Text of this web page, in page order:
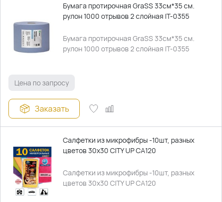
Бумага протирочная GraSS 33см*35 см.
рулон 1000 отрывов 2 слойная IT-0355
Бумага протирочная GraSS 33см*35 см.
рулон 1000 отрывов 2 слойная IT-0355
Цена по запросу
Заказать
Салфетки из микрофибры -10шт, разных
цветов 30х30 CITY UP CA120
Салфетки из микрофибры -10шт, разных
цветов 30х30 CITY UP CA120